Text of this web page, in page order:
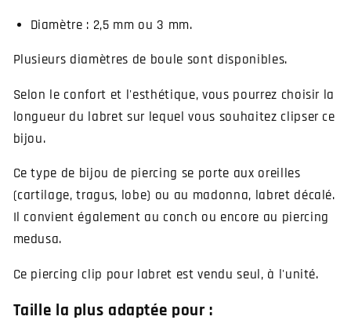
Diamètre : 2,5 mm ou 3 mm.
Plusieurs diamètres de boule sont disponibles.
Selon le confort et l'esthétique, vous pourrez choisir la
longueur du labret sur lequel vous souhaitez clipser ce
bijou.
Ce type de bijou de piercing se porte aux oreilles
(cartilage, tragus, lobe) ou au madonna, labret décalé.
Il convient également au conch ou encore au piercing
medusa.
Ce piercing clip pour labret est vendu seul, à l'unité.
Taille la plus adaptée pour :